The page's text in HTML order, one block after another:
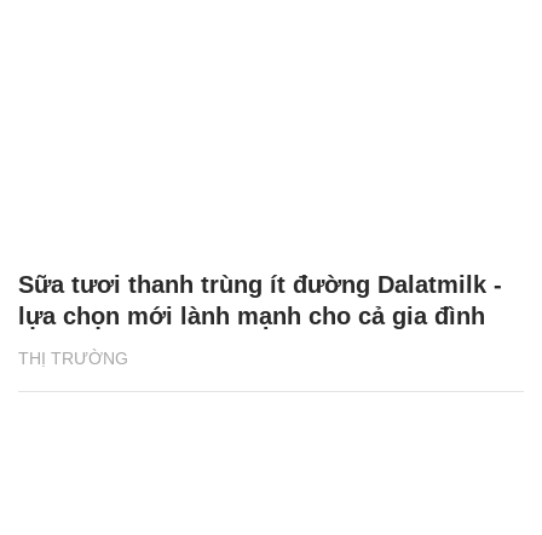
THỊ TRƯỜNG
Sữa tươi thanh trùng ít đường Dalatmilk -
lựa chọn mới lành mạnh cho cả gia đình